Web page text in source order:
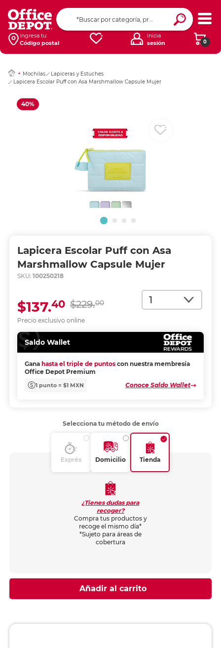
Ingresa tu
Código postal
0
Inicia
sesión
Mochilas
Lapiceras y Estuches
Lapicera Escolar Puff con Asa Marshmallow Capsule Mujer
40%
Lapicera Escolar Puff con Asa
Marshmallow Capsule Mujer
SKU: 100250218
Cantidad
Precio exclusivo online
$229.00
$137.40
Saldo Wallet
Gana hasta el triple de puntos con nuestra membresía
Office Depot Premium
1 punto = $1 MXN Conoce Saldo Wallet
Ingresar Codigo
Selecciona tu método de envío
Exprés Domicilio Tienda
¿Tienes dudas para
recoger?
Compra tus productos y
recoge el mismo día*
*Sujeto para áreas de
cobertura
Añadir al carrito